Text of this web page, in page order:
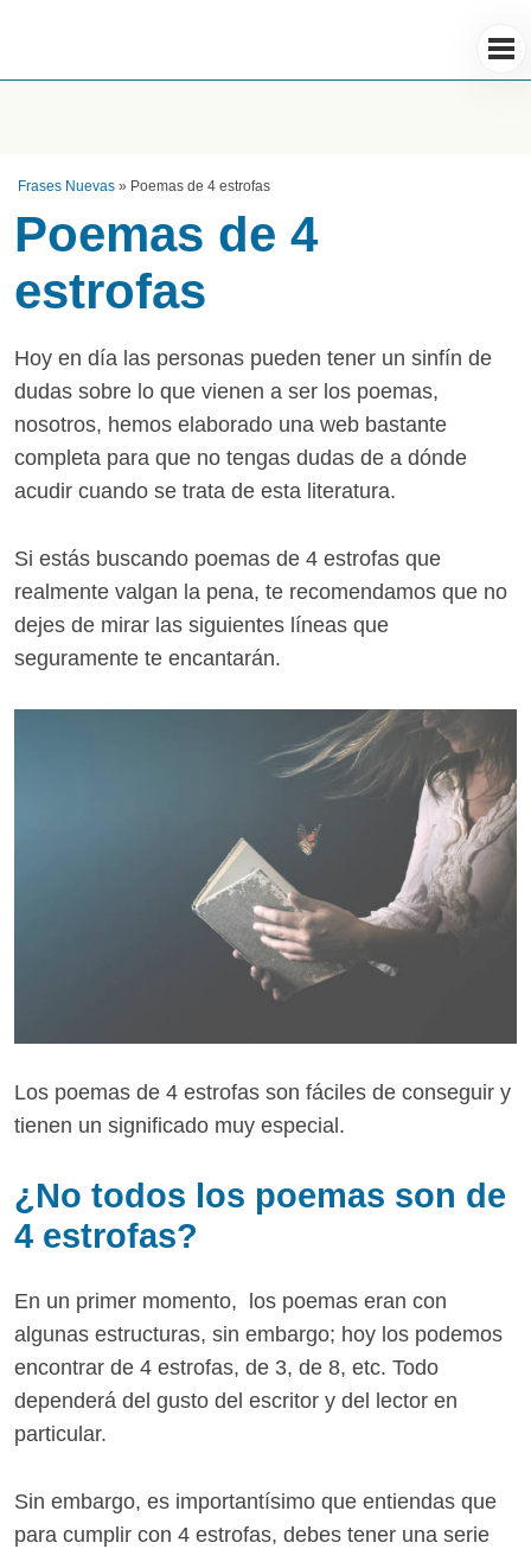
Frases Nuevas » Poemas de 4 estrofas
Poemas de 4
estrofas
Hoy en día las personas pueden tener un sinfín de
dudas sobre lo que vienen a ser los poemas,
nosotros, hemos elaborado una web bastante
completa para que no tengas dudas de a dónde
acudir cuando se trata de esta literatura.
Si estás buscando poemas de 4 estrofas que
realmente valgan la pena, te recomendamos que no
dejes de mirar las siguientes líneas que
seguramente te encantarán.
Los poemas de 4 estrofas son fáciles de conseguir y
tienen un significado muy especial.
¿No todos los poemas son de
4 estrofas?
En un primer momento, los poemas eran con
algunas estructuras, sin embargo; hoy los podemos
encontrar de 4 estrofas, de 3, de 8, etc. Todo
dependerá del gusto del escritor y del lector en
particular.
Sin embargo, es importantísimo que entiendas que
para cumplir con 4 estrofas, debes tener una serie